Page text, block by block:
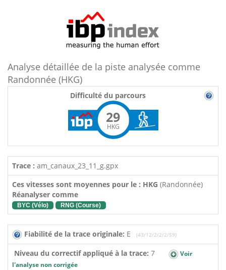
Analyse détaillée de la piste analysée comme
Randonnée (HKG)
Difficulté du parcours
29
HKG
Trace : am_canaux_23_11_g.gpx
Ces vitesses sont moyennes pour le : HKG (Randonnée)
Réanalyser comme
BYC (Vélo) RNG (Course)
Fiabilité de la trace originale: E (43/12/2/2/2/59)
Niveau du correctif appliqué à la trace: 7
Voir
l'analyse non corrigée